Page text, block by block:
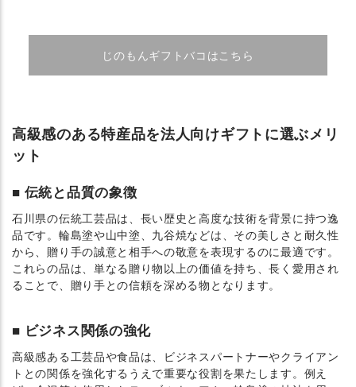
じのもんギフトバコはこちら
高級感のある特産品を法人向けギフトに選ぶメリ
ット
伝統と品質の象徴
石川県の伝統工芸品は、長い歴史と高度な技術を背景に持つ逸
品です。輪島塗や山中塗、九谷焼などは、その美しさと耐久性
から、贈り手の誠意と相手への敬意を表現するのに最適です。
これらの品は、単なる贈り物以上の価値を持ち、長く愛用され
ることで、贈り手との信頼を深める物となります。
ビジネス関係の強化
高級感ある工芸品や食品は、ビジネスパートナーやクライアン
トとの関係を強化するうえで重要な役割を果たします。例え